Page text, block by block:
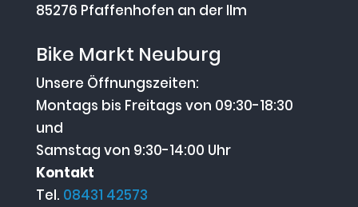
85276 Pfaffenhofen an der Ilm
Bike Markt Neuburg
Unsere Öffnungszeiten:
Montags bis Freitags von 09:30-18:30
und
Samstag von 9:30-14:00 Uhr
Kontakt
Tel. 08431 42573